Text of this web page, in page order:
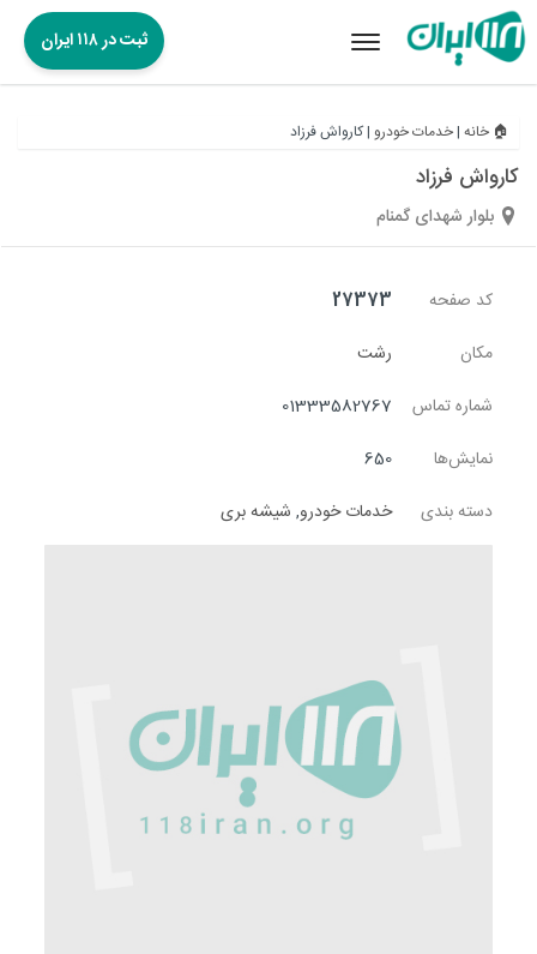
Toggle
ثبت در ۱۱۸ ایران
🏠 خانه |خدمات خودرو |کارواش فرزاد
کارواش فرزاد
بلوار شهدای گمنام
کد صفحه
27373
مکان
رشت
شماره تماس
01333582767
نمایش‌ها
650
دسته بندی
خدمات خودرو, شیشه بری